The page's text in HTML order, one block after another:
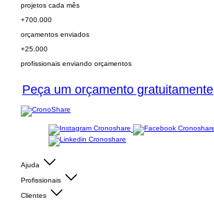
projetos cada mês
+700.000
orçamentos enviados
+25.000
profissionais enviando orçamentos
Peça um orçamento gratuitamente
Ajuda
Profissionais
Clientes